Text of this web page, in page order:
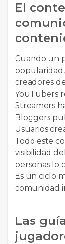
El
Cuando un
creadores
YouTubers
Streamers
Bloggers
Usuarios
Todo este
visibilidad
personas lo
Es un ciclo
comunidad
Las